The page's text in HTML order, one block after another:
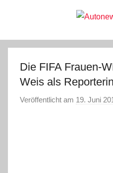
Autonews-
123.de
Die FIFA Frauen-
Weis als
Veröffentlicht am 19. Juni